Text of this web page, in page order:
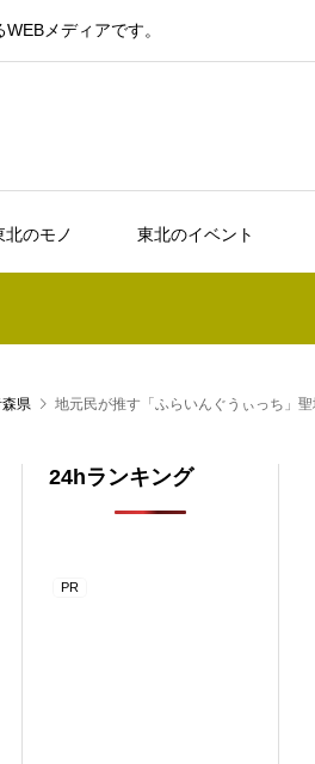
メディアです。
北のモノ 東北のイベント
県 地元民が推す「ふらいんぐうぃっち」
24hランキング